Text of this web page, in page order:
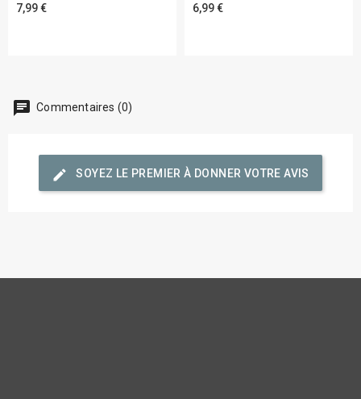
7,99 €
6,99 €
chat Commentaires (0)
edit SOYEZ LE PREMIER À DONNER VOTRE AVIS